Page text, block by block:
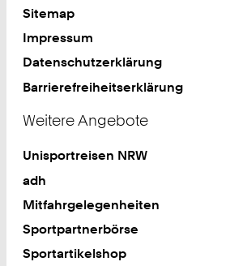
Sitemap
Impressum
Datenschutzerklärung
Barrierefreiheitserklärung
Weitere Angebote
Unisportreisen NRW
adh
Mitfahrgelegenheiten
Sportpartnerbörse
Sportartikelshop